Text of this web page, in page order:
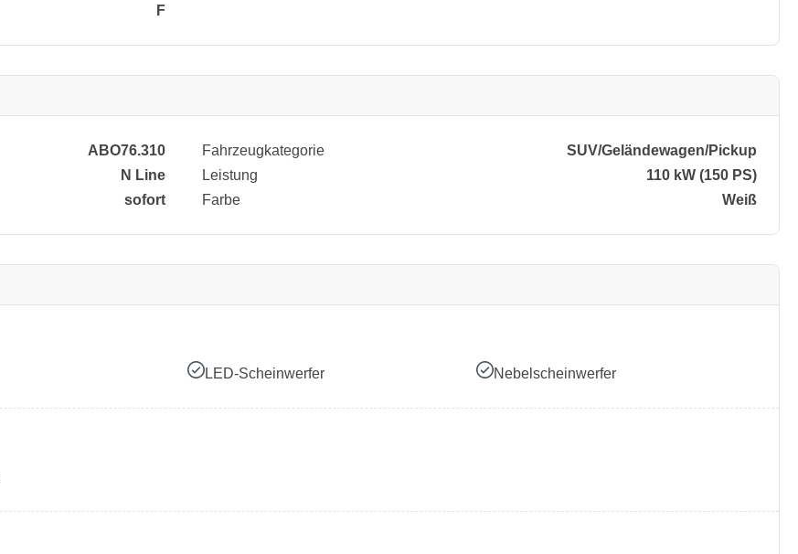
F
ABO76.310
N Line
sofort
Fahrzeugkategorie
SUV/​Geländewagen/​Pickup
Leistung
110 kW (150 PS)
Farbe
Weiß
LED-Scheinwerfer Nebelscheinwerfer